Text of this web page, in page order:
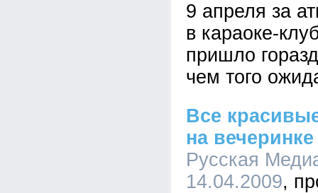
9 апреля за
в караоке-
пришло
чем того
Все
на
Русская
14.04.2009